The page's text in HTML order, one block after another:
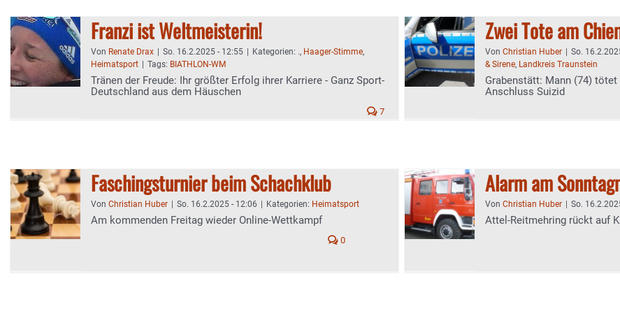
Franzi ist Weltmeisterin!
Von Renate Drax So. 16.2.2025 - 12:55 Kategorien: ., Haager-Stimme,
Heimatsport
Tags: BIATHLON-WM
Tränen der Freude: Ihr größter Erfolg ihrer Karriere - Ganz Sport-
Deutschland aus dem Häuschen
7
Zwei Tote am
Von Christian Huber So.
& Sirene, Landkreis Traunstein
Grabenstätt: Mann (74)
Anschluss Suizid
Faschingsturnier beim Schachklub
Von Christian Huber So. 16.2.2025 - 12:06 Kategorien: Heimatsport
Am kommenden Freitag wieder Online-Wettkampf
0
Alarm am
Von Christian Huber So.
Attel-Reitmehring rückt auf